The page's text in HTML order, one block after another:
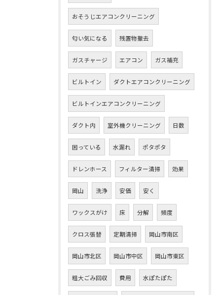
おそうじエアコンクリーニング
匂い気になる 残置物撤去
ガスチャージ エアコン ガス補充
ビルトイン ダクトエアコンクリーニング
ビルトインエアコンクリーニング
ダクト内 室外機クリーニング 日数
困っている 水漏れ ポタポタ
ドレンホース フィルター清掃 効果
岡山 洗浄 安価 安く
ワックスがけ 床 分解 頻度
クロス張替 定期清掃 岡山市南区
岡山市北区 岡山市中区 岡山市東区
粗大ごみ回収 費用 水ぽたぽた